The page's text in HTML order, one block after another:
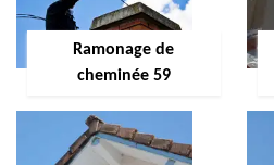
Ramonage de
cheminée 59